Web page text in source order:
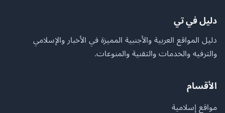
دليل في تي
دليل المواقع العربية والأجنبية المميزة في الأخبار والإسلامي
والترفيه والخدمات والتقنية والمنوعات.
الأقسام
مواقع إسلامية